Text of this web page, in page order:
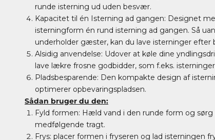
runde isterning ud uden besvær.
Kapacitet til én Isterning ad gangen: Designet
isterningform én rund isterning ad gangen. Så
underholder gæster, kan du lave isterninger efter
Alsidig anvendelse: Udover at køle dine
lave lækre frosne godbidder, som f.eks.
Pladsbesparende: Den kompakte design af
optimerer opbevaringspladsen.
Sådan bruger du den:
Fyld formen: Hæld vand i den runde form og
medfølgende tragt.
Frys: placer formen i fryseren og lad isterningen